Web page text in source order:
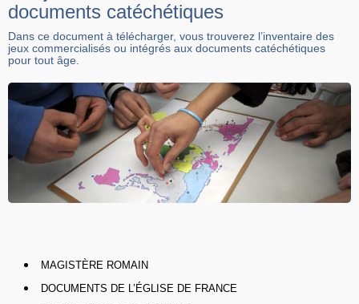
documents catéchétiques
Dans ce document à télécharger, vous trouverez l’inventaire des
jeux commercialisés ou intégrés aux documents catéchétiques
pour tout âge.
MAGISTÈRE ROMAIN
DOCUMENTS DE L’ÉGLISE DE FRANCE